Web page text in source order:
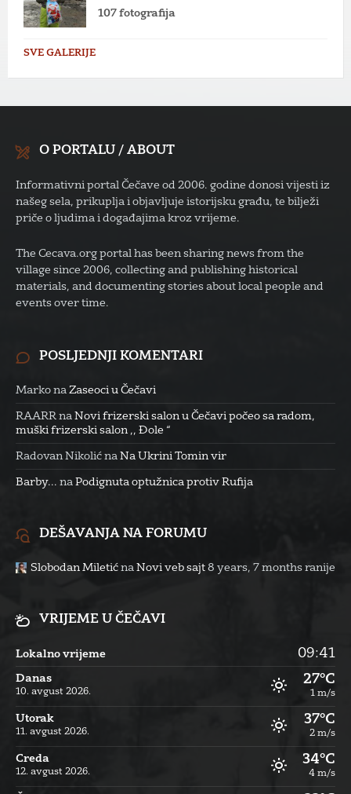
107 fotografija
SVE GALERIJE
O PORTALU / ABOUT
Informativni portal Čečave od 2006. godine donosi vijesti iz
našeg sela, prikuplja i objavljuje istorijsku građu, te bilježi
priče o ljudima i događajima kroz vrijeme.
The Cecava.org portal has been sharing news from the
village since 2006, collecting and publishing historical
materials, and documenting stories about local people and
events over time.
POSLJEDNJI KOMENTARI
Marko na Zaseoci u Čečavi
RAARR na Novi frizerski salon u Čečavi počeo sa radom,
muški frizerski salon ,, Đole “
Radovan Nikolić na Na Ukrini Tomin vir
Barby... na Podignuta optužnica protiv Rufija
DEŠAVANJA NA FORUMU
Slobodan Miletić na Novi veb sajt 8 years, 7 months ranije
VRIJEME U ČEČAVI
Lokalno vrijeme 09:41
Danas
10. avgust 2026.
27°C
1 m/s
Utorak
11. avgust 2026.
37°C
2 m/s
Creda
12. avgust 2026.
34°C
4 m/s